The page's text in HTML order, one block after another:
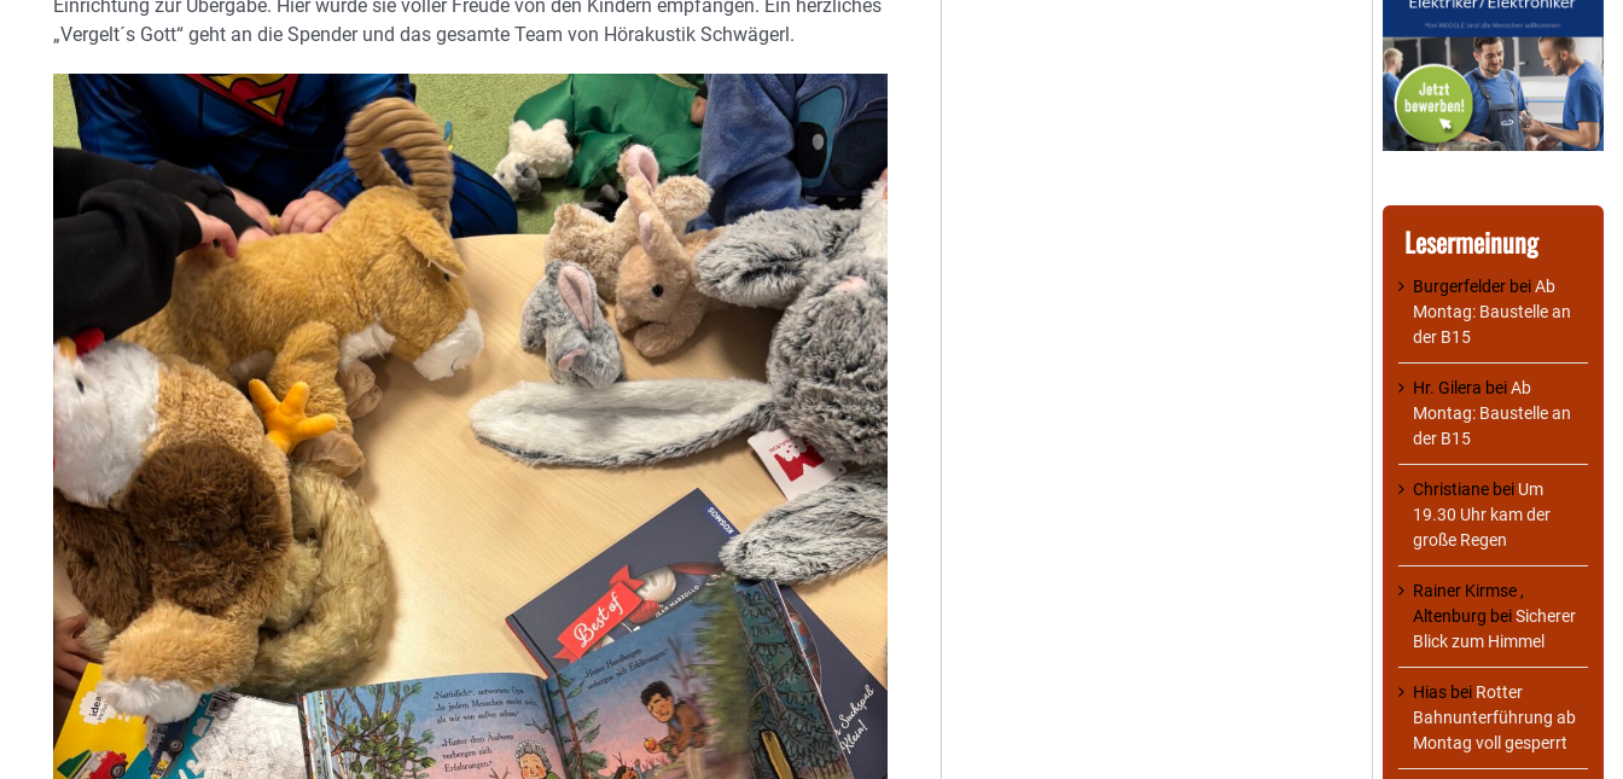
Einrichtung zur Übergabe. Hier wurde sie voller Freude von den Kindern empfangen. Ein herzliches
„Vergelt´s Gott“ geht an die Spender und das gesamte Team von Hörakustik Schwägerl.
Lesermeinung
Burgerfelder beiAb
Montag: Baustelle an
der B15
Hr. Gilera beiAb
Montag: Baustelle an
der B15
Christiane bei Um
19.30 Uhr kam der
große Regen
Rainer Kirmse ,
Altenburg beiSicherer
Blick zum Himmel
Hias bei Rotter
Bahnunterführung ab
Montag voll gesperrt